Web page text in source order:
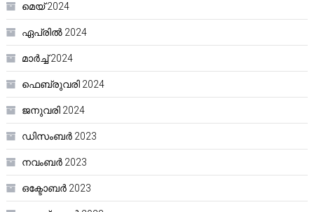
മെയ്‌ 2024
ഏപ്രിൽ 2024
മാർച്ച്‌ 2024
ഫെബ്രുവരി 2024
ജനുവരി 2024
ഡിസംബർ 2023
നവംബർ 2023
ഒക്ടോബർ 2023